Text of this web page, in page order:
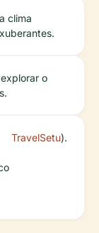
clima
o
TravelSetu).